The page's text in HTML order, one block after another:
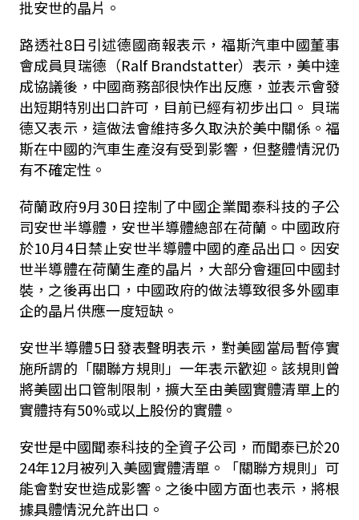
批安世的晶片。
路透社8日引述德國商報表示，福斯汽車中國董事
會成員貝瑞德（Ralf Brandstatter）表示，美中達
成協議後，中國商務部很快作出反應，並表示會發
出短期特別出口許可，目前已經有初步出口。 貝瑞
德又表示，這做法會維持多久取決於美中關係。福
斯在中國的汽車生產沒有受到影響，但整體情況仍
有不確定性。
荷蘭政府9月30日控制了中國企業聞泰科技的子公
司安世半導體，安世半導體總部在荷蘭。中國政府
於10月4日禁止安世半導體中國的產品出口。因安
世半導體在荷蘭生產的晶片，大部分會運回中國封
裝，之後再出口，中國政府的做法導致很多外國車
企的晶片供應一度短缺。
安世半導體5日發表聲明表示，對美國當局暫停實
施所謂的「關聯方規則」一年表示歡迎。該規則曾
將美國出口管制限制，擴大至由美國實體清單上的
實體持有50%或以上股份的實體。
安世是中國聞泰科技的全資子公司，而聞泰已於20
24年12月被列入美國實體清單。「關聯方規則」可
能會對安世造成影響。之後中國方面也表示，將根
據具體情況允許出口。